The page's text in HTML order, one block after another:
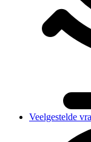
Veelgestelde